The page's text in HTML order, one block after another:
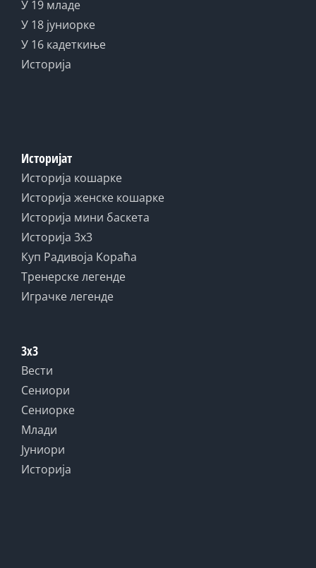
У 19 младе
У 18 јуниорке
У 16 кадеткиње
Историја
Историјат
Историја кошарке
Историја женске кошарке
Историја мини баскета
Историја 3x3
Куп Радивоја Кораћа
Тренерске легенде
Играчке легенде
3x3
Вести
Сениори
Сениорке
Млади
Јуниори
Историја